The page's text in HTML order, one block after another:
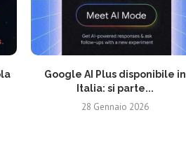
Google AI Plus disponibile in
Italia: si parte...
28 Gennaio 2026